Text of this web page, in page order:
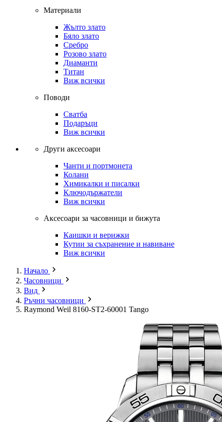
Материали
Жълто злато
Бяло злато
Сребро
Розово злато
Диаманти
Титан
Виж всички
Поводи
Сватба
Подаръци
Виж всички
Други аксесоари
Чанти и портмонета
Колани
Химикалки и писалки
Ключодържатели
Виж всички
Аксесоари за часовници и бижута
Каишки и верижки
Кутии за съхранение и навиване
Виж всички
Начало
Часовници
Вид
Ръчни часовници
Raymond Weil 8160-ST2-60001 Tango